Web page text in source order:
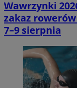
Wawrzynki
zakaz
7–9 sierpnia